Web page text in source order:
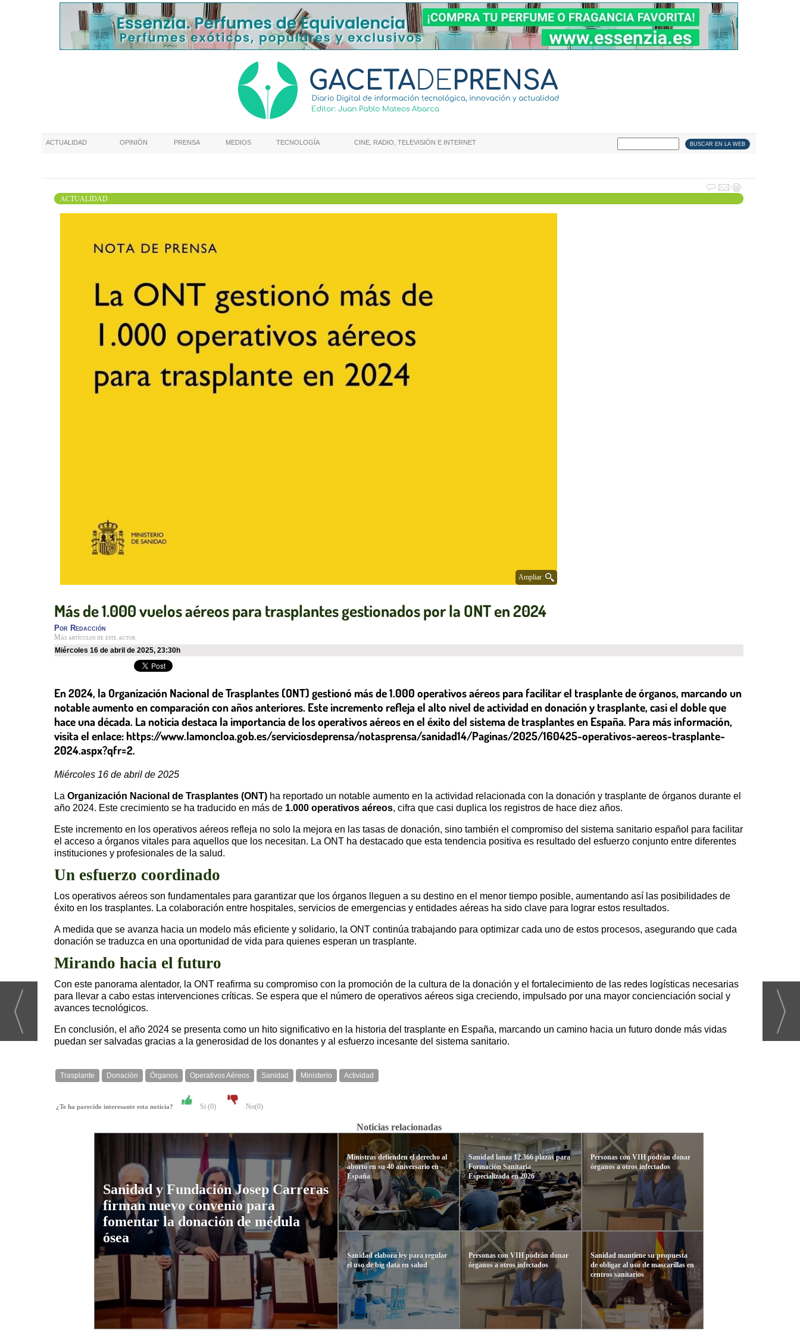
ACTUALIDAD OPINIÓN PRENSA MEDIOS TECNOLOGÍA CINE, RADIO, TELEVISIÓN E INTERNET
ACTUALIDAD
Ampliar
Más de 1.000 vuelos aéreos para trasplantes gestionados por la ONT en 2024
Por Redacción
Más artículos de este autor
miércoles 16 de abril de 2025, 23:30h
En 2024, la Organización Nacional de Trasplantes (ONT) gestionó más de 1.000 operativos aéreos para facilitar el trasplante de órganos, marcando un
notable aumento en comparación con años anteriores. Este incremento refleja el alto nivel de actividad en donación y trasplante, casi el doble que
hace una década. La noticia destaca la importancia de los operativos aéreos en el éxito del sistema de trasplantes en España. Para más información,
visita el enlace: https://www.lamoncloa.gob.es/serviciosdeprensa/notasprensa/sanidad14/Paginas/2025/160425-operativos-aereos-trasplante-
2024.aspx?qfr=2.
Miércoles 16 de abril de 2025
La Organización Nacional de Trasplantes (ONT) ha reportado un notable aumento en la actividad relacionada con la donación y trasplante de órganos durante el
año 2024. Este crecimiento se ha traducido en más de 1.000 operativos aéreos, cifra que casi duplica los registros de hace diez años.
Este incremento en los operativos aéreos refleja no solo la mejora en las tasas de donación, sino también el compromiso del sistema sanitario español para facilitar
el acceso a órganos vitales para aquellos que los necesitan. La ONT ha destacado que esta tendencia positiva es resultado del esfuerzo conjunto entre diferentes
instituciones y profesionales de la salud.
Un esfuerzo coordinado
Los operativos aéreos son fundamentales para garantizar que los órganos lleguen a su destino en el menor tiempo posible, aumentando así las posibilidades de
éxito en los trasplantes. La colaboración entre hospitales, servicios de emergencias y entidades aéreas ha sido clave para lograr estos resultados.
A medida que se avanza hacia un modelo más eficiente y solidario, la ONT continúa trabajando para optimizar cada uno de estos procesos, asegurando que cada
donación se traduzca en una oportunidad de vida para quienes esperan un trasplante.
Mirando hacia el futuro
Con este panorama alentador, la ONT reafirma su compromiso con la promoción de la cultura de la donación y el fortalecimiento de las redes logísticas necesarias
para llevar a cabo estas intervenciones críticas. Se espera que el número de operativos aéreos siga creciendo, impulsado por una mayor concienciación social y
avances tecnológicos.
En conclusión, el año 2024 se presenta como un hito significativo en la historia del trasplante en España, marcando un camino hacia un futuro donde más vidas
puedan ser salvadas gracias a la generosidad de los donantes y al esfuerzo incesante del sistema sanitario.
Trasplante Donación Órganos Operativos Aéreos Sanidad Ministerio Actividad
¿Te ha parecido interesante esta noticia? Si (0) No(0)
Noticias relacionadas
Sanidad y Fundación Josep Carreras
firman nuevo convenio para
fomentar la donación de médula
ósea
Ministras defienden el derecho al
aborto en su 40 aniversario en
España
Sanidad elabora ley para regular
el uso de big data en salud
Sanidad lanza 12.366 plazas para
Formación Sanitaria
Especializada en 2026
Personas con VIH podrán donar
órganos a otros infectados
Personas con VIH podrán donar
órganos a otros infectados
Sanidad mantiene su propuesta
de obligar al uso de mascarillas en
centros sanitarios